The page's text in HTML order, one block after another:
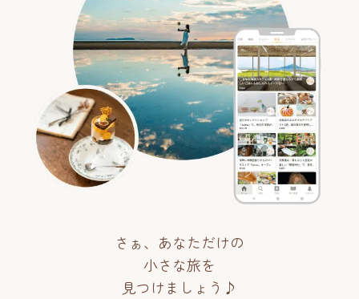
さぁ、あなただけの
小さな旅を
見つけましょう♪